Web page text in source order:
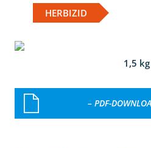
HERBIZID
1,5 kg
– PDF-